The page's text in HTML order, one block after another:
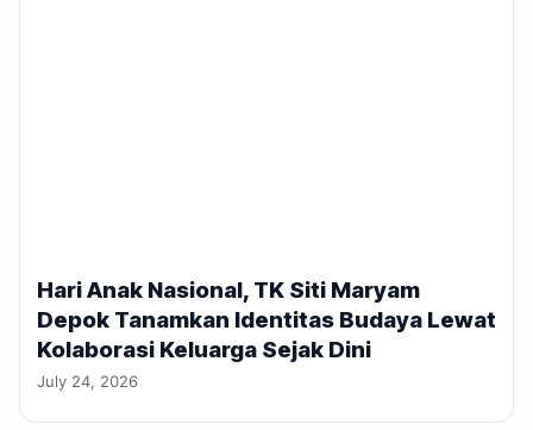
Hari Anak Nasional, TK Siti Maryam
Depok Tanamkan Identitas Budaya Lewat
Kolaborasi Keluarga Sejak Dini
July 24, 2026